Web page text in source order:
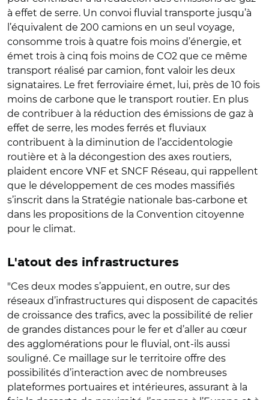
à effet de serre. Un convoi fluvial transporte jusqu’à
l’équivalent de 200 camions en un seul voyage,
consomme trois à quatre fois moins d’énergie, et
émet trois à cinq fois moins de CO2 que ce même
transport réalisé par camion, font valoir les deux
signataires. Le fret ferroviaire émet, lui, près de 10 fois
moins de carbone que le transport routier. En plus
de contribuer à la réduction des émissions de gaz à
effet de serre, les modes ferrés et fluviaux
contribuent à la diminution de l’accidentologie
routière et à la décongestion des axes routiers,
plaident encore VNF et SNCF Réseau, qui rappellent
que le développement de ces modes massifiés
s’inscrit dans la Stratégie nationale bas-carbone et
dans les propositions de la Convention citoyenne
pour le climat.
L'atout des infrastructures
"Ces deux modes s’appuient, en outre, sur des
réseaux d’infrastructures qui disposent de capacités
de croissance des trafics, avec la possibilité de relier
de grandes distances pour le fer et d’aller au cœur
des agglomérations pour le fluvial, ont-ils aussi
souligné. Ce maillage sur le territoire offre des
possibilités d’interaction avec de nombreuses
plateformes portuaires et intérieures, assurant à la